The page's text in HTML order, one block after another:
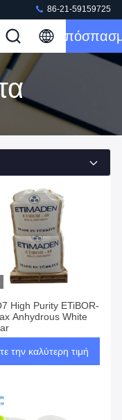
86-21-59159725
High Purity ETiBOR-
Anhydrous White
την καλύτερη τιμή